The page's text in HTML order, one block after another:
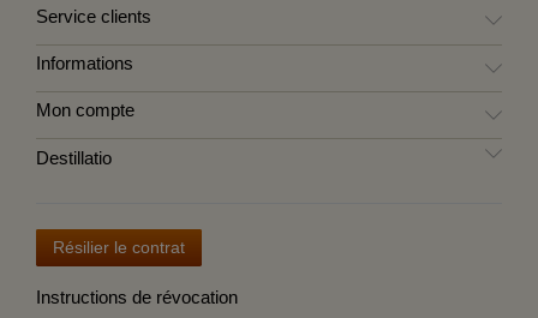
Service clients
Informations
Mon compte
Destillatio
Résilier le contrat
Instructions de révocation